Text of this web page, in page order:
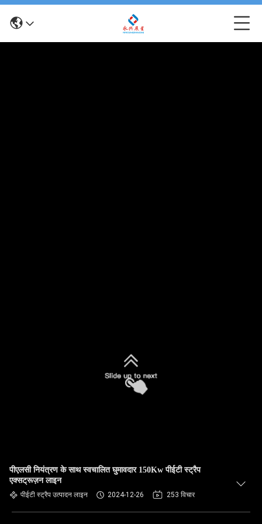
पीएलसी नियंत्रण के साथ स्वचालित घुमावदार 150Kw पीईटी स्ट्रैप
एक्सट्रूज़न लाइन
पीईटी स्ट्रैप उत्पादन लाइन 2024-12-26 253 विचार